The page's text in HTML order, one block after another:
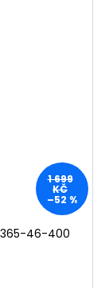
1 699
KČ
–52 %
46-400